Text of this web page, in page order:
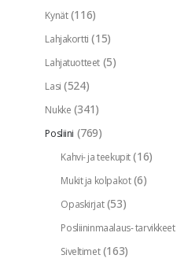
Kynät (116)
Lahjakortti (15)
Lahjatuotteet (5)
Lasi (524)
Nukke (341)
Posliini (769)
Kahvi- ja teekupit (16)
Mukit ja kolpakot (6)
Opaskirjat (53)
Posliininmaalaus- tarvikkeet
Siveltimet (163)